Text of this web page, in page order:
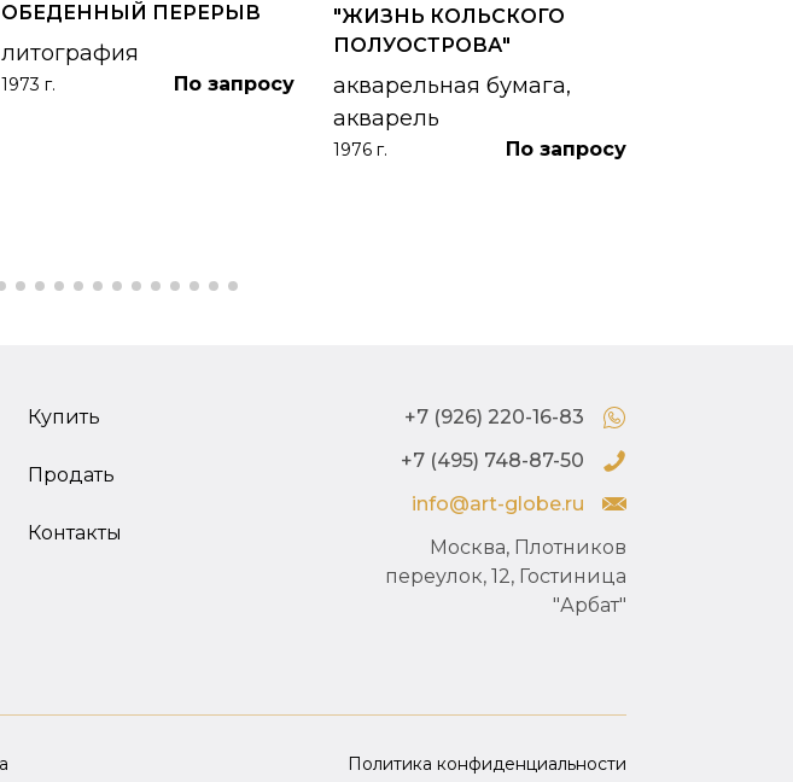
ОБЕДЕННЫЙ ПЕРЕРЫВ
литография
1973 г. По запросу
"ЖИЗНЬ КОЛЬСКОГО
ПОЛУОСТРОВА"
акварельная бумага,
акварель
1976 г. По запросу
Купить
Продать
Контакты
+7 (926) 220-16-83
+7 (495) 748-87-50
info@art-globe.ru
Москва, Плотников
переулок, 12, Гостиница
"Арбат"
Политика конфиденциальности